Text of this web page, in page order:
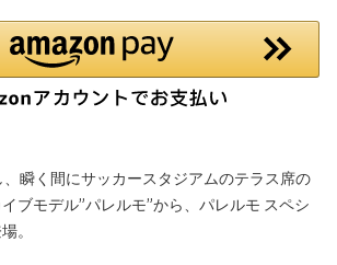
瞬く間にサッカースタジアムのテラス席の
ブモデル”パレルモ”から、パレルモ スペシ
。